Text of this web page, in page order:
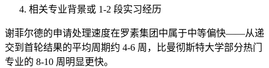
相关专业背景或 1-2 段实习经历
谢菲尔德的申请处理速度在罗素集团中属于中等偏快——从递
交到首轮结果的平均周期约 4-6 周，比曼彻斯特大学部分热门
专业的 8-10 周明显更快。